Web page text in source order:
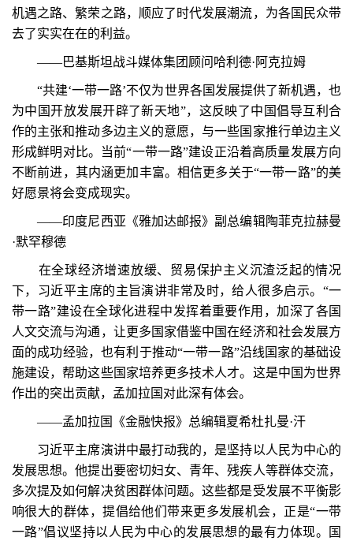
机遇之路、繁荣之路，顺应了时代发展潮流，为各国民众带
去了实实在在的利益。
——巴基斯坦战斗媒体集团顾问哈利德·阿克拉姆
“共建‘一带一路’不仅为世界各国发展提供了新机遇，也
为中国开放发展开辟了新天地”，这反映了中国倡导互利合
作的主张和推动多边主义的意愿，与一些国家推行单边主义
形成鲜明对比。当前“一带一路”建设正沿着高质量发展方向
不断前进，其内涵更加丰富。相信更多关于“一带一路”的美
好愿景将会变成现实。
——印度尼西亚《雅加达邮报》副总编辑陶菲克拉赫曼
·默罕穆德
在全球经济增速放缓、贸易保护主义沉渣泛起的情况
下，习近平主席的主旨演讲非常及时，给人很多启示。“一
带一路”建设在全球化进程中发挥着重要作用，加深了各国
人文交流与沟通，让更多国家借鉴中国在经济和社会发展方
面的成功经验，也有利于推动“一带一路”沿线国家的基础设
施建设，帮助这些国家培养更多技术人才。这是中国为世界
作出的突出贡献，孟加拉国对此深有体会。
——孟加拉国《金融快报》总编辑夏希杜扎曼·汗
习近平主席演讲中最打动我的，是坚持以人民为中心的
发展思想。他提出要密切妇女、青年、残疾人等群体交流，
多次提及如何解决贫困群体问题。这些都是受发展不平衡影
响很大的群体，提倡给他们带来更多发展机会，正是“一带
一路”倡议坚持以人民为中心的发展思想的最有力体现。国